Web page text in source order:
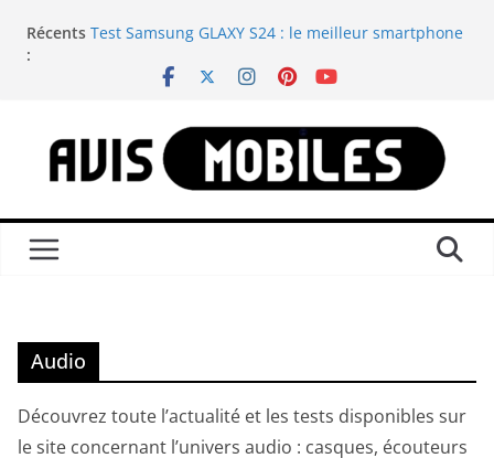
Récents
:
Test Samsung GLAXY S24 : le meilleur smartphone
Test Samsung GALAXY WATCH 8 CLASSIC : est-elle
Nintendo Switch : Savoir comment reconnaître
tous les modèles disponibles ?
Test Anbernic RG557 : une console portable
rétrogaming qui est incontournable
Audio
Découvrez toute l’actualité et les tests disponibles sur
le site concernant l’univers audio : casques, écouteurs